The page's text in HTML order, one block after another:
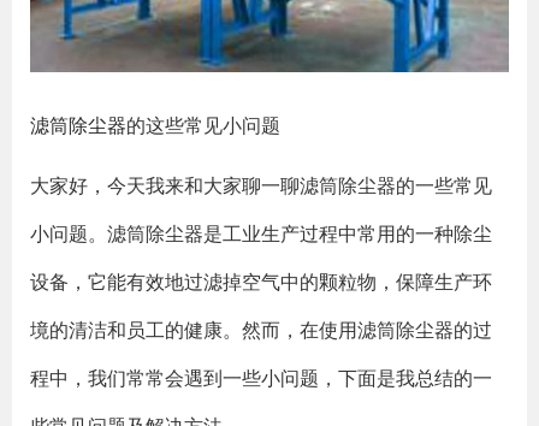
滤筒除尘器的这些常见小问题
大家好，今天我来和大家聊一聊滤筒除尘器的一些常见
小问题。滤筒除尘器是工业生产过程中常用的一种除尘
设备，它能有效地过滤掉空气中的颗粒物，保障生产环
境的清洁和员工的健康。然而，在使用滤筒除尘器的过
程中，我们常常会遇到一些小问题，下面是我总结的一